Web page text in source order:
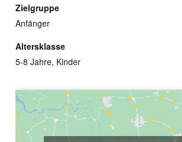
Zielgruppe
Anfänger
Altersklasse
5-8 Jahre, Kinder